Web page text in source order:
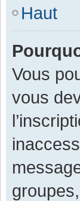
Haut
Vous
vous